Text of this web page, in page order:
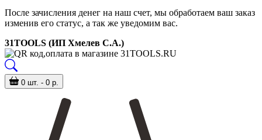
После зачисления денег на наш счет, мы обработаем ваш заказ
изменив его статус, а так же уведомим вас.
31TOOLS (ИП Хмелев С.А.)
0 шт. - 0 р.